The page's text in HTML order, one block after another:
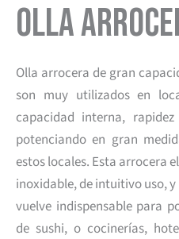
Olla
Olla arrocera de gran
son muy utilizados en
capacidad interna,
potenciando en gran
estos locales. Esta arrocera
inoxidable, de intuitivo uso,
vuelve indispensable para
de sushi, o cocinerías,